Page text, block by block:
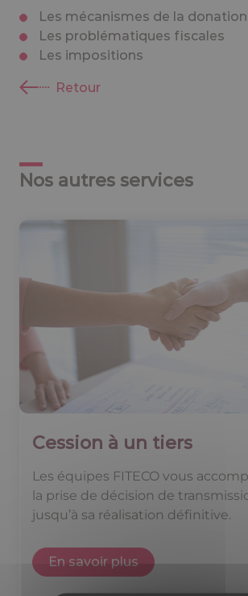
Les mécanismes de la donation
Les problématiques fiscales
Les impositions
Retour
Nos autres services
Cession à un tiers
Les équipes FITECO vous
la prise de décision de
jusqu’à sa réalisation définitive.
En savoir plus